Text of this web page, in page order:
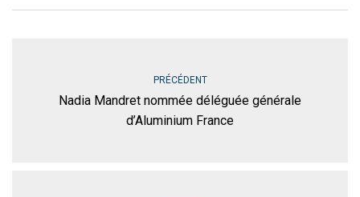
PRÉCÉDENT
Nadia Mandret nommée déléguée générale
d’Aluminium France